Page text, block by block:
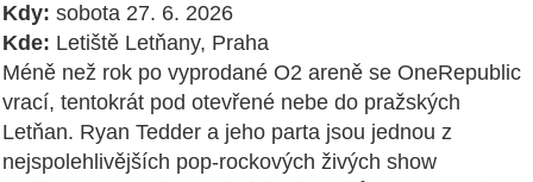
Kdy: sobota 27. 6. 2026
Kde: Letiště Letňany, Praha
Méně než rok po vyprodané O2 areně se OneRepublic
vrací, tentokrát pod otevřené nebe do pražských
Letňan. Ryan Tedder a jeho parta jsou jednou z
nejspolehlivějších pop-rockových živých show